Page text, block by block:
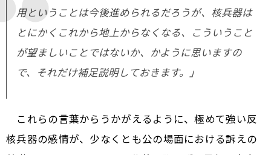
用ということは今後進められるだろうが、核兵器は
とにかくこれから地上からなくなる、こういうこと
が望ましいことではないか、かように思いますの
で、それだけ補足説明しておきます。」
これらの言葉からうかがえるように、極めて強い反
核兵器の感情が、少なくとも公の場面における訴えの